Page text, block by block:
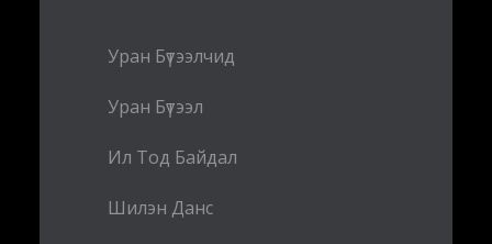
Уран Бүтээлчид
Уран Бүтээл
Ил Тод Байдал
Шилэн Данс